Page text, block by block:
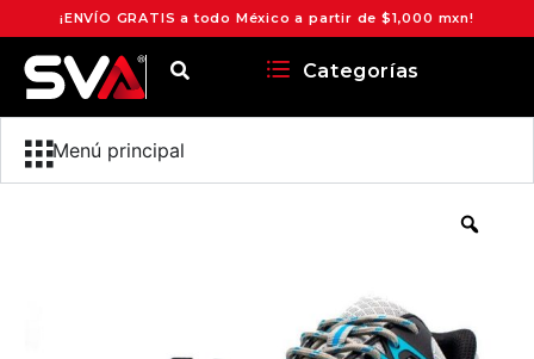
¡ENVÍO GRATIS a todo México a partir de $1,000 mxn!
Categorías
Menú principal